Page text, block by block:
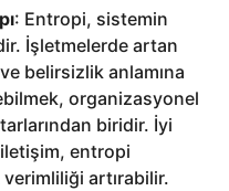
: Entropi, sistemin
İşletmelerde artan
belirsizlik anlamına
organizasyonel
biridir. İyi
iletişim, entropi
artırabilir.